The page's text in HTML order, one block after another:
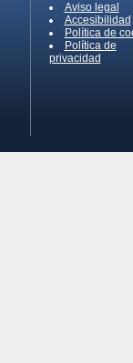
Aviso legal
Accesibilidad
Política de
Política de
privacidad